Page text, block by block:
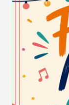
Aquesta
memòria
dinamitzar
només
oberta en
l'ambient